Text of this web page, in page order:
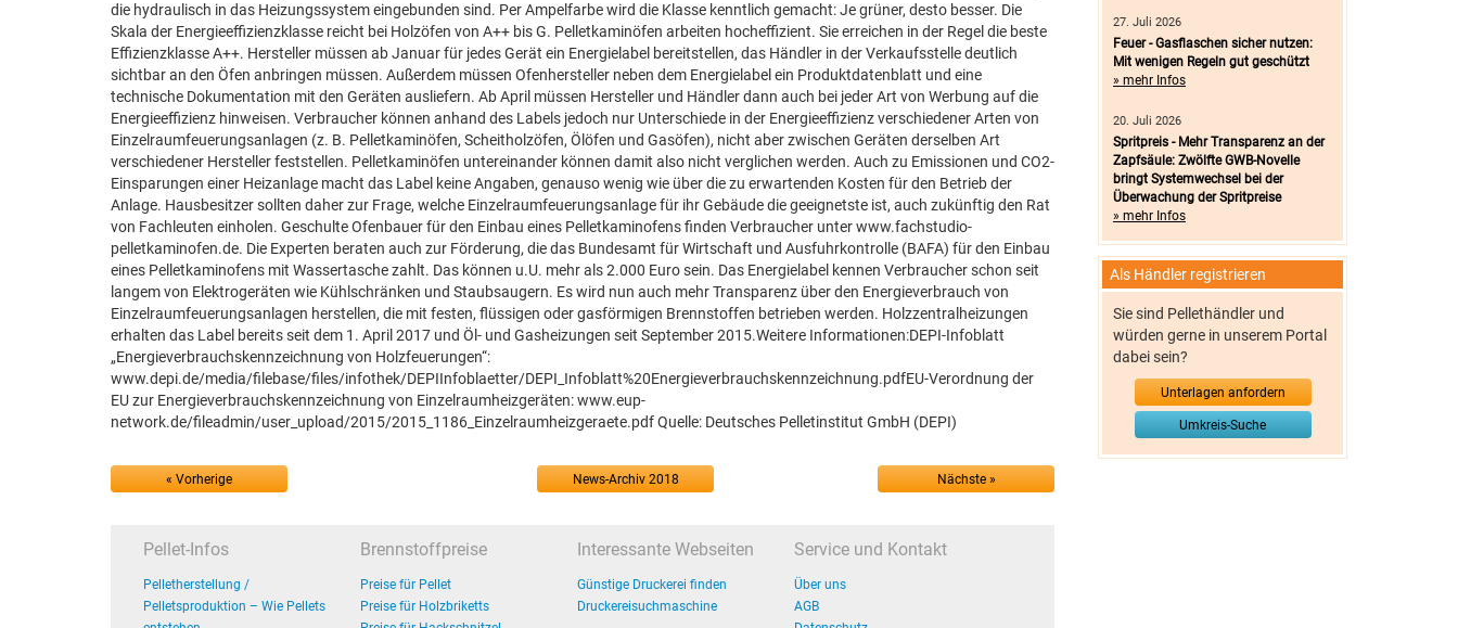
die hydraulisch in das Heizungssystem eingebunden sind. Per Ampelfarbe wird die Klasse kenntlich gemacht: Je grüner, desto besser. Die
Skala der Energieeffizienzklasse reicht bei Holzöfen von A++ bis G. Pelletkaminöfen arbeiten hocheffizient. Sie erreichen in der Regel die beste
Effizienzklasse A++. Hersteller müssen ab Januar für jedes Gerät ein Energielabel bereitstellen, das Händler in der Verkaufsstelle deutlich
sichtbar an den Öfen anbringen müssen. Außerdem müssen Ofenhersteller neben dem Energielabel ein Produktdatenblatt und eine
technische Dokumentation mit den Geräten ausliefern. Ab April müssen Hersteller und Händler dann auch bei jeder Art von Werbung auf die
Energieeffizienz hinweisen. Verbraucher können anhand des Labels jedoch nur Unterschiede in der Energieeffizienz verschiedener Arten von
Einzelraumfeuerungsanlagen (z. B. Pelletkaminöfen, Scheitholzöfen, Ölöfen und Gasöfen), nicht aber zwischen Geräten derselben Art
verschiedener Hersteller feststellen. Pelletkaminöfen untereinander können damit also nicht verglichen werden. Auch zu Emissionen und CO2-
Einsparungen einer Heizanlage macht das Label keine Angaben, genauso wenig wie über die zu erwartenden Kosten für den Betrieb der
Anlage. Hausbesitzer sollten daher zur Frage, welche Einzelraumfeuerungsanlage für ihr Gebäude die geeignetste ist, auch zukünftig den Rat
von Fachleuten einholen. Geschulte Ofenbauer für den Einbau eines Pelletkaminofens finden Verbraucher unter www.fachstudio-
pelletkaminofen.de. Die Experten beraten auch zur Förderung, die das Bundesamt für Wirtschaft und Ausfuhrkontrolle (BAFA) für den Einbau
eines Pelletkaminofens mit Wassertasche zahlt. Das können u.U. mehr als 2.000 Euro sein. Das Energielabel kennen Verbraucher schon seit
langem von Elektrogeräten wie Kühlschränken und Staubsaugern. Es wird nun auch mehr Transparenz über den Energieverbrauch von
Einzelraumfeuerungsanlagen herstellen, die mit festen, flüssigen oder gasförmigen Brennstoffen betrieben werden. Holzzentralheizungen
erhalten das Label bereits seit dem 1. April 2017 und Öl- und Gasheizungen seit September 2015.Weitere Informationen:DEPI-Infoblatt
„Energieverbrauchskennzeichnung von Holzfeuerungen“:
www.depi.de/media/filebase/files/infothek/DEPIInfoblaetter/DEPI_Infoblatt%20Energieverbrauchskennzeichnung.pdfEU-Verordnung der
EU zur Energieverbrauchskennzeichnung von Einzelraumheizgeräten: www.eup-
network.de/fileadmin/user_upload/2015/2015_1186_Einzelraumheizgeraete.pdf Quelle: Deutsches Pelletinstitut GmbH (DEPI)
« Vorherige News-Archiv 2018 Nächste »
27. Juli 2026
Feuer - Gasflaschen sicher nutzen:
Mit wenigen Regeln gut geschützt
» mehr Infos
20. Juli 2026
Spritpreis - Mehr Transparenz an der
Zapfsäule: Zwölfte GWB-Novelle
bringt Systemwechsel bei der
Überwachung der Spritpreise
» mehr Infos
Als Händler registrieren
Sie sind Pellethändler und
würden gerne in unserem Portal
dabei sein?
Unterlagen anfordern
Umkreis-Suche
Pellet-Infos
Pelletherstellung /
Pelletsproduktion – Wie Pellets
Brennstoffpreise
Preise für Pellet
Preise für Holzbriketts
Interessante Webseiten
Günstige Druckerei finden
Druckereisuchmaschine
Service und Kontakt
Über uns
AGB